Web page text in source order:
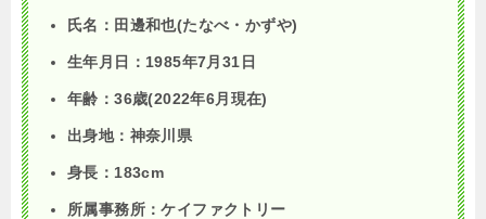
氏名：田邊和也(たなべ・かずや)
生年月日：1985年7月31日
年齢：36歳(2022年6月現在)
出身地：神奈川県
身長：183cm
所属事務所：ケイファクトリー